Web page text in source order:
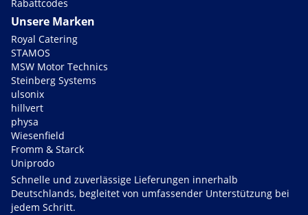
Rabattcodes
Unsere Marken
Royal Catering
STAMOS
MSW Motor Technics
Steinberg Systems
ulsonix
hillvert
physa
Wiesenfield
Fromm & Starck
Uniprodo
Schnelle und zuverlässige Lieferungen innerhalb
Deutschlands, begleitet von umfassender Unterstützung bei
jedem Schritt.